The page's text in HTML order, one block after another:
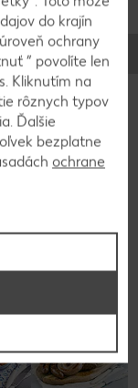
veľkú na
plníme
troškou
30 minút.
do krajín
ochrany
” povolíte len
Kliknutím na
rôznych typov
Ďalšie
bezplatne
ochrane